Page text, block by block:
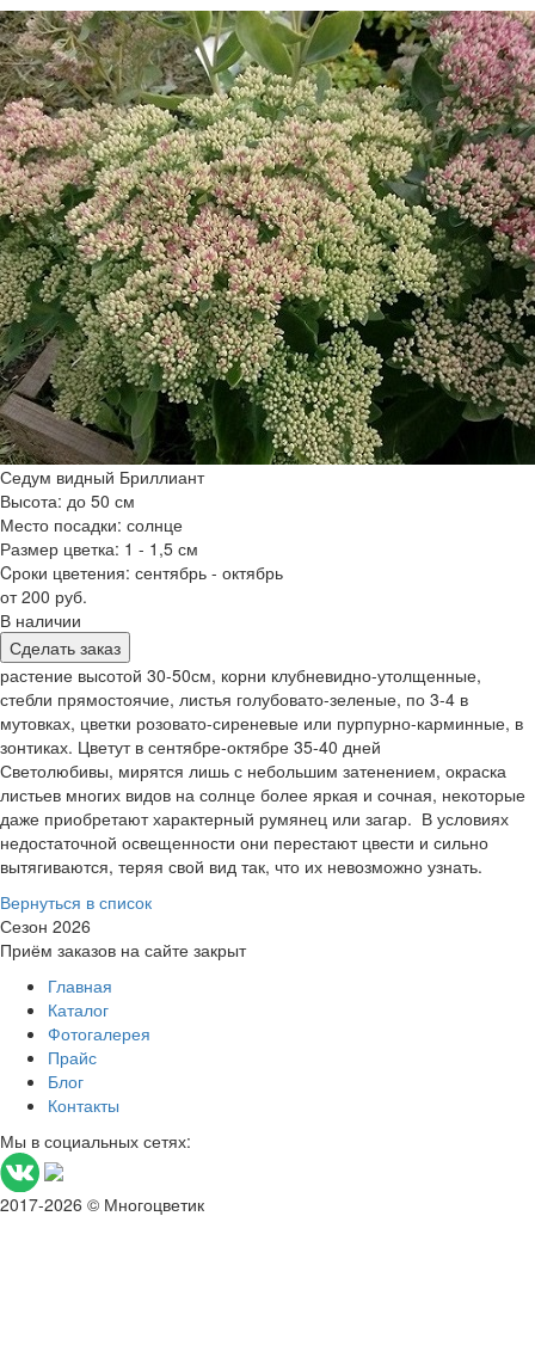
Седум видный Бриллиант
Высота: до 50 см
Место посадки: солнце
Размер цветка: 1 - 1,5 см
Cроки цветения: сентябрь - октябрь
от 200 руб.
В наличии
Сделать заказ
растение высотой 30-50см, корни клубневидно-утолщенные,
стебли прямостоячие, листья голубовато-зеленые, по 3-4 в
мутовках, цветки розовато-сиреневые или пурпурно-карминные, в
зонтиках. Цветут в сентябре-октябре 35-40 дней
Светолюбивы, мирятся лишь с небольшим затенением, окраска
листьев многих видов на солнце более яркая и сочная, некоторые
даже приобретают характерный румянец или загар. В условиях
недостаточной освещенности они перестают цвести и сильно
вытягиваются, теряя свой вид так, что их невозможно узнать.
Вернуться в список
Сезон 2026
Приём заказов на сайте закрыт
Главная
Каталог
Фотогалерея
Прайс
Блог
Контакты
Мы в социальных сетях:
2017-2026 © Многоцветик